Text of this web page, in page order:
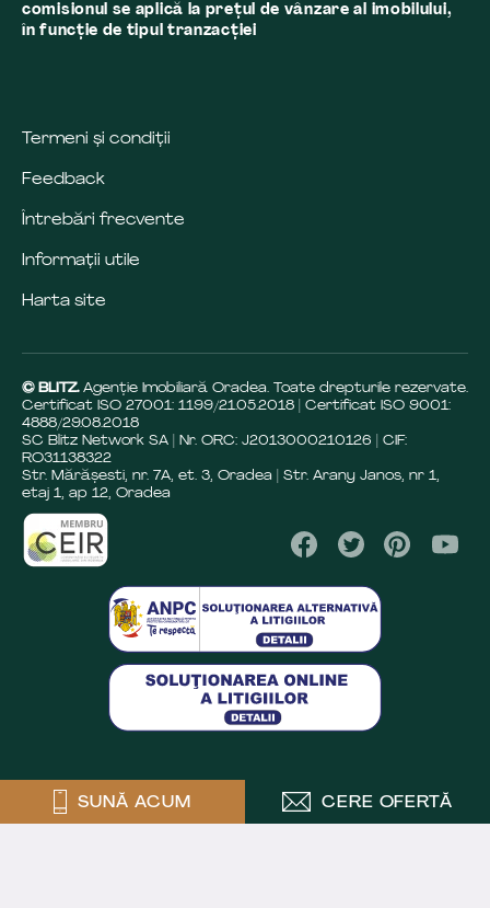
SUNĂ ACUM CERE OFERTĂ
comisionul se aplică la preţul de vânzare al imobilului,
în funcţie de tipul tranzacţiei
Termeni și condiții
Feedback
Întrebări frecvente
Informații utile
Harta site
© BLITZ. Agenție Imobiliară Oradea. Toate drepturile rezervate.
Certificat ISO 27001: 1199/21.05.2018 | Certificat ISO 9001:
4888/29.08.2018
SC Blitz Network SA | Nr. ORC: J2013000210126 | CIF:
RO31138322
Str. Mărășesti, nr. 7A, et. 3, Oradea | Str. Arany Janos, nr 1,
etaj 1, ap 12, Oradea